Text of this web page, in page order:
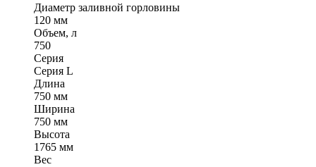
Диаметр заливной горловины
120 мм
Объем, л
750
Серия
Серия L
Длина
750 мм
Ширина
750 мм
Высота
1765 мм
Вес